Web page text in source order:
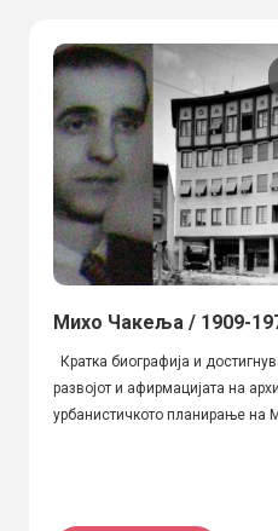
Михо Чакеља / 1909-
Кратка биографија и
развојот и афирмацијата на
урбанистичкото планирање